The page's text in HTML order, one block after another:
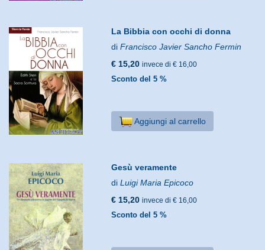
La Bibbia con occhi di donna
diFrancisco Javier Sancho Fermin
€ 15,20 invece di € 16,00
Sconto del 5 %
Aggiungi al carrello
Gesù veramente
diLuigi Maria Epicoco
€ 15,20 invece di € 16,00
Sconto del 5 %